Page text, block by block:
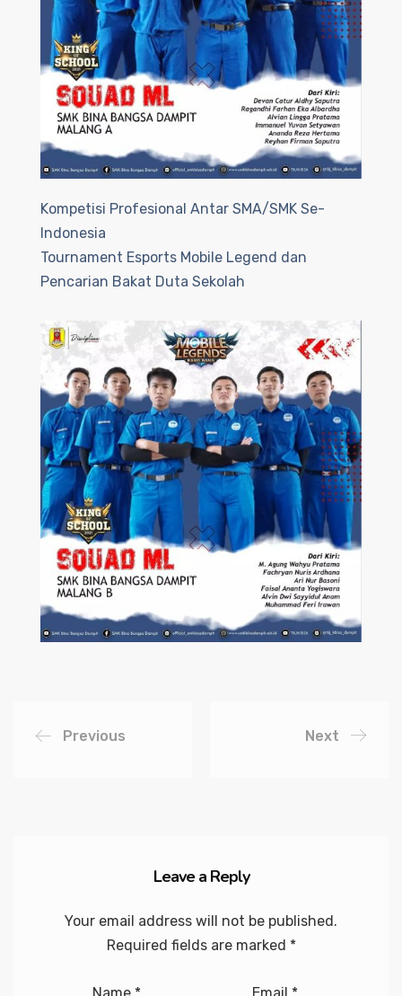
Kompetisi Profesional Antar SMA/SMK Se-
Indonesia
Tournament Esports Mobile Legend dan
Pencarian Bakat Duta Sekolah
Previous Next
Leave a Reply
Your email address will not be published.
Required fields are marked *